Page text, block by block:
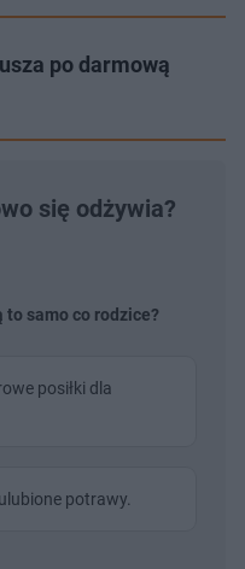
po darmową
się odżywia?
to samo co rodzice?
posiłki dla
potrawy.